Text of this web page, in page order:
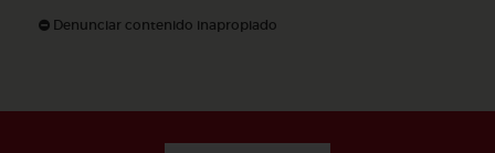
Denunciar contenido inapropiado